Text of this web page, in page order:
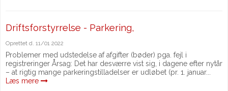
Driftsforstyrrelse - Parkering,
Oprettet d. 11/01 2022
Problemer med udstedelse af afgifter (bøder) pga. fejl i
registreringer Årsag: Det har desværre vist sig, i dagene efter nytår
– at rigtig mange parkeringstilladelser er udløbet (pr. 1. januar...
Læs mere